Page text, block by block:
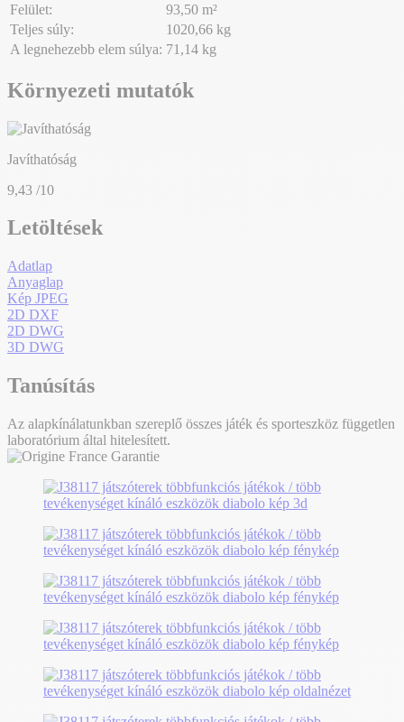
Felület:
93,50 m²
Teljes súly:
1020,66 kg
A legnehezebb elem súlya: 71,14 kg
Környezeti mutatók
Javíthatóság
9,43 /10
Letöltések
Adatlap
Anyaglap
Kép JPEG
2D DXF
2D DWG
3D DWG
Tanúsítás
Az alapkínálatunkban szereplő összes játék és sporteszköz független
laboratórium által hitelesített.